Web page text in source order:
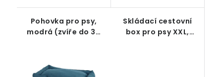
Pohovka pro psy,
modrá (zvíře do 30
Skládací cestovní
box pro psy XXL,